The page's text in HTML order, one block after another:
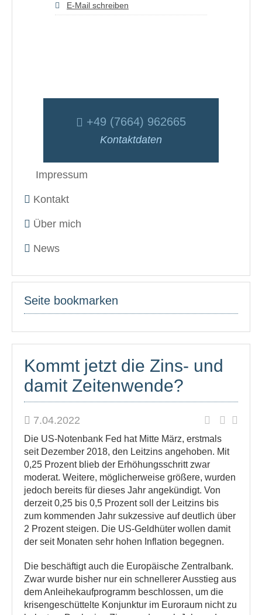
E-Mail schreiben
+49 (7664) 962665
Kontaktdaten
Impressum
Kontakt
Über mich
News
Seite bookmarken
Kommt jetzt die Zins- und
damit Zeitenwende?
7.04.2022
Die US-Notenbank Fed hat Mitte März, erstmals
seit Dezember 2018, den Leitzins angehoben. Mit
0,25 Prozent blieb der Erhöhungsschritt zwar
moderat. Weitere, möglicherweise größere, wurden
jedoch bereits für dieses Jahr angekündigt. Von
derzeit 0,25 bis 0,5 Prozent soll der Leitzins bis
zum kommenden Jahr sukzessive auf deutlich über
2 Prozent steigen. Die US-Geldhüter wollen damit
der seit Monaten sehr hohen Inflation begegnen.
Die beschäftigt auch die Europäische Zentralbank.
Zwar wurde bisher nur ein schnellerer Ausstieg aus
dem Anleihekaufprogramm beschlossen, um die
krisengeschüttelte Konjunktur im Euroraum nicht zu